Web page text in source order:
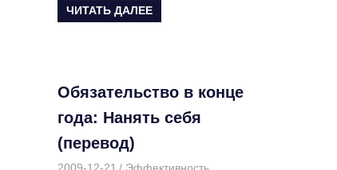
ЧИТАТЬ ДАЛЕЕ
Обязательство в конце
года: Нанять себя
(перевод)